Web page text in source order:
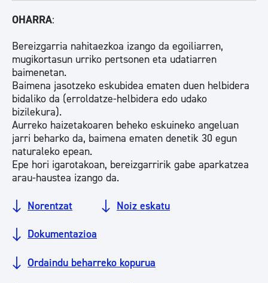
OHARRA:
Bereizgarria nahitaezkoa izango da egoiliarren,
mugikortasun urriko pertsonen eta udatiarren
baimenetan.
Baimena jasotzeko eskubidea ematen duen helbidera
bidaliko da (erroldatze-helbidera edo udako
bizilekura).
Aurreko haizetakoaren beheko eskuineko angeluan
jarri beharko da, baimena ematen denetik 30 egun
naturaleko epean.
Epe hori igarotakoan, bereizgarririk gabe aparkatzea
arau-haustea izango da.
Norentzat Noiz eskatu
Dokumentazioa
Ordaindu beharreko kopurua